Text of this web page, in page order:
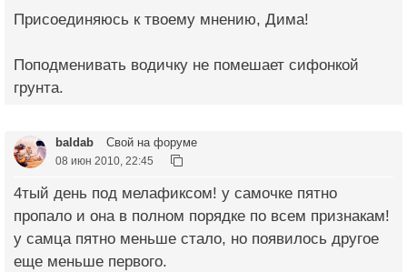
Присоединяюсь к твоему мнению, Дима!
Поподменивать водичку не помешает сифонкой
грунта.
baldab Свой на форуме
08 июн 2010, 22:45
4тый день под мелафиксом! у самочке пятно
пропало и она в полном порядке по всем признакам!
у самца пятно меньше стало, но появилось другое
еще меньше первого.